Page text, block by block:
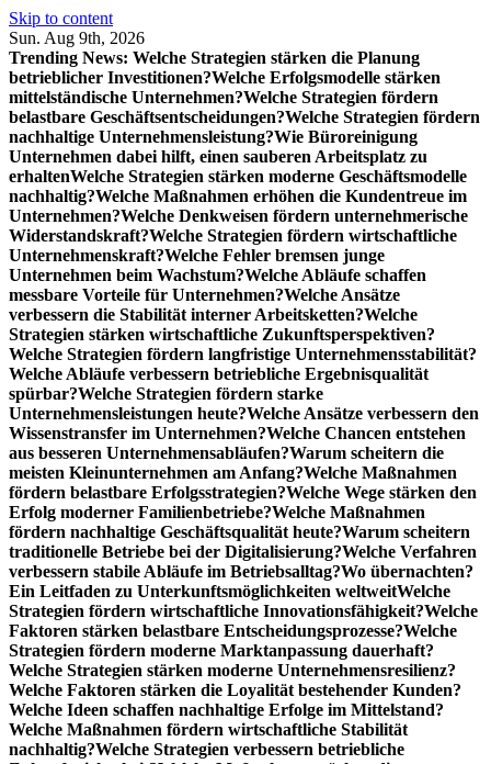
Skip to content
Sun. Aug 9th, 2026
Trending News: Welche Strategien stärken die Planung
betrieblicher Investitionen?Welche Erfolgsmodelle stärken
mittelständische Unternehmen?Welche Strategien fördern
belastbare Geschäftsentscheidungen?Welche Strategien fördern
nachhaltige Unternehmensleistung?Wie Büroreinigung
Unternehmen dabei hilft, einen sauberen Arbeitsplatz zu
erhaltenWelche Strategien stärken moderne Geschäftsmodelle
nachhaltig?Welche Maßnahmen erhöhen die Kundentreue im
Unternehmen?Welche Denkweisen fördern unternehmerische
Widerstandskraft?Welche Strategien fördern wirtschaftliche
Unternehmenskraft?Welche Fehler bremsen junge
Unternehmen beim Wachstum?Welche Abläufe schaffen
messbare Vorteile für Unternehmen?Welche Ansätze
verbessern die Stabilität interner Arbeitsketten?Welche
Strategien stärken wirtschaftliche Zukunftsperspektiven?
Welche Strategien fördern langfristige Unternehmensstabilität?
Welche Abläufe verbessern betriebliche Ergebnisqualität
spürbar?Welche Strategien fördern starke
Unternehmensleistungen heute?Welche Ansätze verbessern den
Wissenstransfer im Unternehmen?Welche Chancen entstehen
aus besseren Unternehmensabläufen?Warum scheitern die
meisten Kleinunternehmen am Anfang?Welche Maßnahmen
fördern belastbare Erfolgsstrategien?Welche Wege stärken den
Erfolg moderner Familienbetriebe?Welche Maßnahmen
fördern nachhaltige Geschäftsqualität heute?Warum scheitern
traditionelle Betriebe bei der Digitalisierung?Welche Verfahren
verbessern stabile Abläufe im Betriebsalltag?Wo übernachten?
Ein Leitfaden zu Unterkunftsmöglichkeiten weltweitWelche
Strategien fördern wirtschaftliche Innovationsfähigkeit?Welche
Faktoren stärken belastbare Entscheidungsprozesse?Welche
Strategien fördern moderne Marktanpassung dauerhaft?
Welche Strategien stärken moderne Unternehmensresilienz?
Welche Faktoren stärken die Loyalität bestehender Kunden?
Welche Ideen schaffen nachhaltige Erfolge im Mittelstand?
Welche Maßnahmen fördern wirtschaftliche Stabilität
nachhaltig?Welche Strategien verbessern betriebliche